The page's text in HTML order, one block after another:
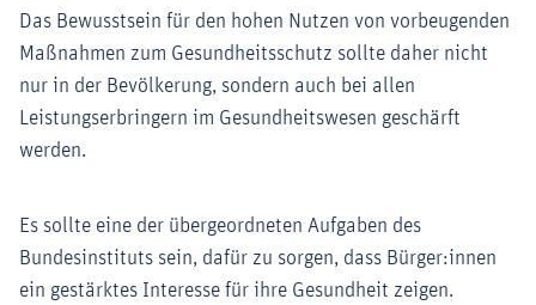
Das Bewusstsein für den hohen Nutzen von vorbeugenden
Maßnahmen zum Gesundheitsschutz sollte daher nicht
nur in der Bevölkerung, sondern auch bei allen
Leistungserbringern im Gesundheitswesen geschärft
werden.
Es sollte eine der übergeordneten Aufgaben des
Bundesinstituts sein, dafür zu sorgen, dass Bürger:innen
ein gestärktes Interesse für ihre Gesundheit zeigen.